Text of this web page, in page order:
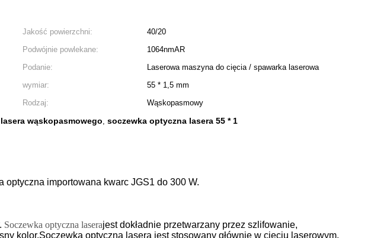
Jakość powierzchni:
40/20
Podwójnie powlekane:
1064nmAR
Podanie:
Laserowa maszyna do cięcia / spawarka laserowa
wymiar:
55 * 1,5 mm
Rodzaj:
Wąskopasmowy
wąskopasmowego, soczewka optyczna lasera 55 * 1
optyczna importowana kwarc JGS1 do 300 W.
Soczewka optyczna laserajest dokładnie przetwarzany przez szlifowanie,
kolor.Soczewka optyczna lasera jest stosowany głównie w cięciu laserowym,